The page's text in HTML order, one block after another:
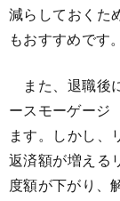
減らしておくた
もおすすめです。
また、退職後
ースモーゲージ
ます。しかし、
返済額が増える
度額が下がり、